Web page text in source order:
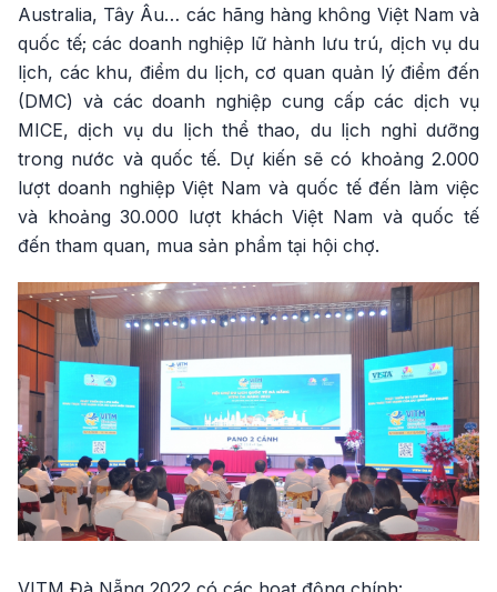
Australia, Tây Âu… các hãng hàng không Việt Nam và
quốc tế; các doanh nghiệp lữ hành lưu trú, dịch vụ du
lịch, các khu, điểm du lịch, cơ quan quản lý điểm đến
(DMC) và các doanh nghiệp cung cấp các dịch vụ
MICE, dịch vụ du lịch thể thao, du lịch nghỉ dưỡng
trong nước và quốc tế. Dự kiến sẽ có khoảng 2.000
lượt doanh nghiệp Việt Nam và quốc tế đến làm việc
và khoảng 30.000 lượt khách Việt Nam và quốc tế
đến tham quan, mua sản phẩm tại hội chợ.